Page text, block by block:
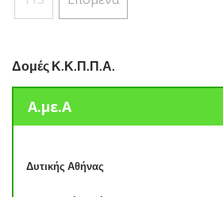
Δομές Κ.Κ.Π.Π.Α.
Α.με.Α
Δυτικής Αθήνας